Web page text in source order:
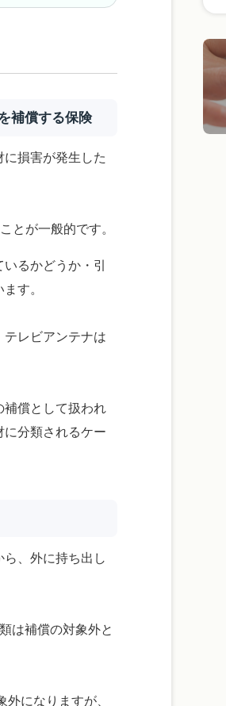
補償する保険
損害が発生した
とが一般的です。
るかどうか・引
す。
レビアンテナは
補償として扱われ
に分類されるケー
、外に持ち出し
は補償の対象外と
になりますが、